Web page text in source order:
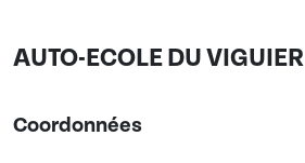
AUTO-ECOLE DU VIGUIER
Coordonnées